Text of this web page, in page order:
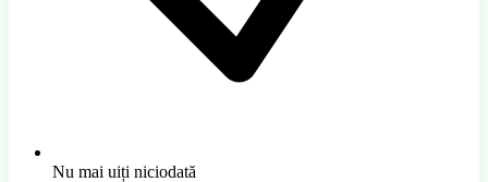
Nu mai uiți niciodată